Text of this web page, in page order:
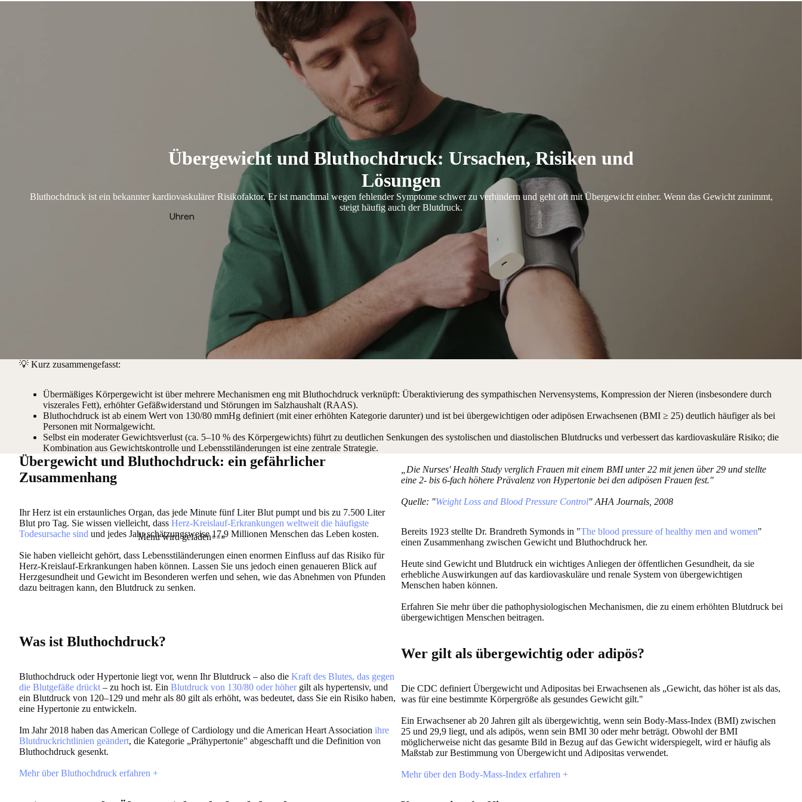
Uhren
Menü wird geladen
Übergewicht und Bluthochdruck: Ursachen, Risiken und
Lösungen
Bluthochdruck ist ein bekannter kardiovaskulärer Risikofaktor. Er ist manchmal wegen fehlender Symptome schwer zu verhindern und geht oft mit Übergewicht einher. Wenn das Gewicht zunimmt,
steigt häufig auch der Blutdruck.
💡 Kurz zusammengefasst:
Übermäßiges Körpergewicht ist über mehrere Mechanismen eng mit Bluthochdruck verknüpft: Überaktivierung des sympathischen Nervensystems, Kompression der Nieren (insbesondere durch
viszerales Fett), erhöhter Gefäßwiderstand und Störungen im Salzhaushalt (RAAS).
Bluthochdruck ist ab einem Wert von 130/80 mmHg definiert (mit einer erhöhten Kategorie darunter) und ist bei übergewichtigen oder adipösen Erwachsenen (BMI ≥ 25) deutlich häufiger als bei
Personen mit Normalgewicht.
Selbst ein moderater Gewichtsverlust (ca. 5–10 % des Körpergewichts) führt zu deutlichen Senkungen des systolischen und diastolischen Blutdrucks und verbessert das kardiovaskuläre Risiko; die
Kombination aus Gewichtskontrolle und Lebensstiländerungen ist eine zentrale Strategie.
Übergewicht und Bluthochdruck: ein gefährlicher
Zusammenhang
Ihr Herz ist ein erstaunliches Organ, das jede Minute fünf Liter Blut pumpt und bis zu 7.500 Liter
Blut pro Tag. Sie wissen vielleicht, dass Herz-Kreislauf-Erkrankungen weltweit die häufigste
Todesursache sind und jedes Jahr schätzungsweise 17,9 Millionen Menschen das Leben kosten.
Sie haben vielleicht gehört, dass Lebensstiländerungen einen enormen Einfluss auf das Risiko für
Herz-Kreislauf-Erkrankungen haben können. Lassen Sie uns jedoch einen genaueren Blick auf
Herzgesundheit und Gewicht im Besonderen werfen und sehen, wie das Abnehmen von Pfunden
dazu beitragen kann, den Blutdruck zu senken.
„Die Nurses' Health Study verglich Frauen mit einem BMI unter 22 mit jenen über 29 und stellte
eine 2- bis 6-fach höhere Prävalenz von Hypertonie bei den adipösen Frauen fest."
Quelle: "Weight Loss and Blood Pressure Control" AHA Journals, 2008
Bereits 1923 stellte Dr. Brandreth Symonds in "The blood pressure of healthy men and women"
einen Zusammenhang zwischen Gewicht und Bluthochdruck her.
Heute sind Gewicht und Blutdruck ein wichtiges Anliegen der öffentlichen Gesundheit, da sie
erhebliche Auswirkungen auf das kardiovaskuläre und renale System von übergewichtigen
Menschen haben können.
Erfahren Sie mehr über die pathophysiologischen Mechanismen, die zu einem erhöhten Blutdruck bei
übergewichtigen Menschen beitragen.
Was ist Bluthochdruck?
Bluthochdruck oder Hypertonie liegt vor, wenn Ihr Blutdruck – also die Kraft des Blutes, das gegen
die Blutgefäße drückt – zu hoch ist. Ein Blutdruck von 130/80 oder höhergilt als hypertensiv, und
ein Blutdruck von 120–129 und mehr als 80 gilt als erhöht, was bedeutet, dass Sie ein Risiko haben,
eine Hypertonie zu entwickeln.
Im Jahr 2018 haben das American College of Cardiology und die American Heart Association ihre
Blutdruckrichtlinien geändert, die Kategorie „Prähypertonie" abgeschafft und die Definition von
Bluthochdruck gesenkt.
Mehr über Bluthochdruck erfahren +
Wer gilt als übergewichtig oder adipös?
Die CDC definiert Übergewicht und Adipositas bei Erwachsenen als „Gewicht, das höher ist als das,
was für eine bestimmte Körpergröße als gesundes Gewicht gilt."
Ein Erwachsener ab 20 Jahren gilt als übergewichtig, wenn sein Body-Mass-Index (BMI) zwischen
25 und 29,9 liegt, und als adipös, wenn sein BMI 30 oder mehr beträgt. Obwohl der BMI
möglicherweise nicht das gesamte Bild in Bezug auf das Gewicht widerspiegelt, wird er häufig als
Maßstab zur Bestimmung von Übergewicht und Adipositas verwendet.
Mehr über den Body-Mass-Index erfahren +